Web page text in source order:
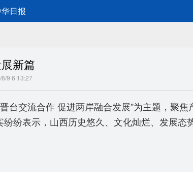
日报
新篇
6:13:27
台交流合作 促进两岸融合发展”为主题，聚
纷表示，山西历史悠久、文化灿烂、发展态